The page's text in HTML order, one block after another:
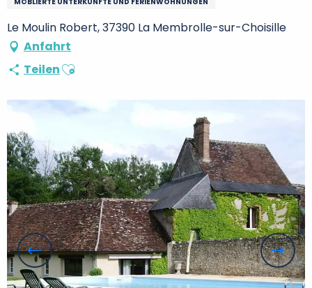
Le Moulin Robert, 37390 La Membrolle-sur-Choisille
Anfahrt
TeilenAjouter aux favoris